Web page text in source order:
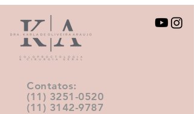
Contatos:
(11) 3251-0520‬
(11) 3142-9787‬